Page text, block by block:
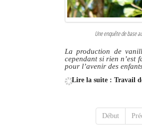
Une enquête de base
La production de
cependant si rien n’est
pour l’avenir des
Lire la suite : Travail
Début